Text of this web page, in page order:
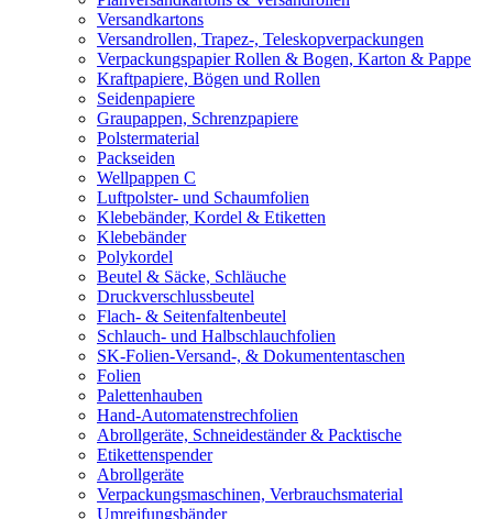
Versandkartons
Versandrollen, Trapez-, Teleskopverpackungen
Verpackungspapier Rollen & Bogen, Karton & Pappe
Kraftpapiere, Bögen und Rollen
Seidenpapiere
Graupappen, Schrenzpapiere
Polstermaterial
Packseiden
Wellpappen C
Luftpolster- und Schaumfolien
Klebebänder, Kordel & Etiketten
Klebebänder
Polykordel
Beutel & Säcke, Schläuche
Druckverschlussbeutel
Flach- & Seitenfaltenbeutel
Schlauch- und Halbschlauchfolien
SK-Folien-Versand-, & Dokumententaschen
Folien
Palettenhauben
Hand-Automatenstrechfolien
Abrollgeräte, Schneideständer & Packtische
Etikettenspender
Abrollgeräte
Verpackungsmaschinen, Verbrauchsmaterial
Umreifungsbänder